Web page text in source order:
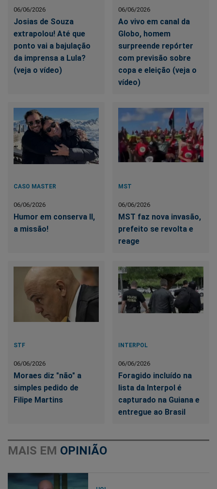
06/06/2026
Josias de Souza
extrapolou! Até que
ponto vai a bajulação
da imprensa a Lula?
(veja o vídeo)
06/06/2026
Ao vivo em canal da
Globo, homem
surpreende repórter
com previsão sobre
copa e eleição (veja o
vídeo)
CASO MASTER
06/06/2026
Humor em conserva II,
a missão!
MST
06/06/2026
MST faz nova invasão,
prefeito se revolta e
reage
STF
06/06/2026
Moraes diz "não" a
simples pedido de
Filipe Martins
INTERPOL
06/06/2026
Foragido incluído na
lista da Interpol é
capturado na Guiana e
entregue ao Brasil
MAIS EM OPINIÃO